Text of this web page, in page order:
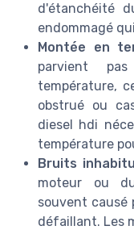
d'étanchéité
endommagé
Montée en
parvient
température,
obstrué ou
diesel hdi
température
Bruits
moteur ou
souvent causé
défaillant. Les